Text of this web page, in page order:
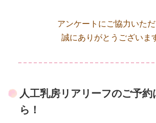
アンケートにご協力いただ
誠にありがとうございま
人工乳房リアリーフのご予約
ら！